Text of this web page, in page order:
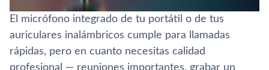
El micrófono integrado de tu portátil o de tus
auriculares inalámbricos cumple para llamadas
rápidas, pero en cuanto necesitas calidad
profesional — reuniones importantes, grabar un